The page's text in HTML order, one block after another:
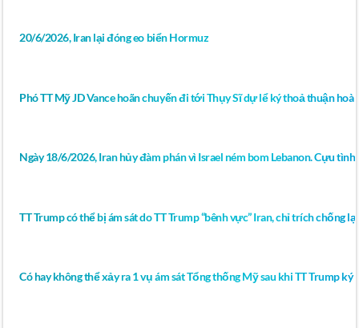
20/6/2026, Iran lại đóng eo biển Hormuz
Phó TT Mỹ JD Vance hoãn chuyến đi tới Thụy Sĩ dự lể ký thoả thuận
Ngày 18/6/2026, Iran hủy đàm phán vì Israel ném bom Lebanon. Cựu tình
TT Trump có thể bị ám sát do TT Trump “bênh vực” Iran, chỉ trích chống
Có hay không thể xảy ra 1 vụ ám sát Tổng thống Mỹ sau khi TT Trump